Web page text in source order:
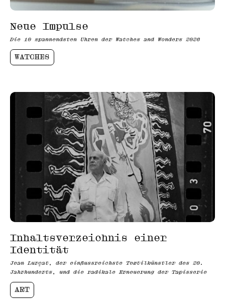
Neue Impulse
Die 10 spannendsten Uhren der Watches and Wonders 2026
WATCHES
Inhaltsverzeichnis einer
Identität
Jean Lurçat, der einflussreichste Textilkünstler des 20.
Jahrhunderts, und die radikale Erneuerung der Tapisserie
ART